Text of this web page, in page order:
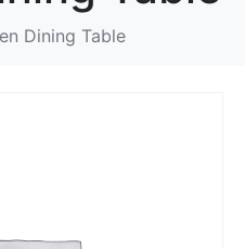
Dining Table